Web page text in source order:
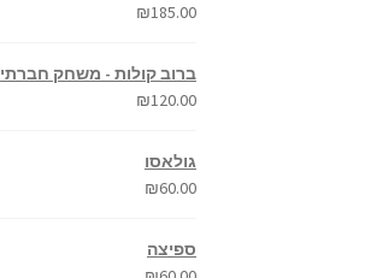
₪185.00
ברוב קולות - משחק חברתי
₪120.00
גולאסו
₪60.00
ספיצה